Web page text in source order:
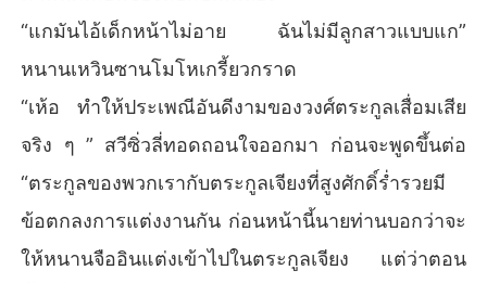
“แกมันไอ้เด็กหน้าไม่อาย ฉันไม่มีลูกสาวแบบแก”
หนานเหวินซานโมโหเกรี้ยวกราด
“เห้อ ทำให้ประเพณีอันดีงามของวงศ์ตระกูลเสื่อมเสีย
จริง ๆ ” สวีซิ่วลี่ทอดถอนใจออกมา ก่อนจะพูดขึ้นต่อ
“ตระกูลของพวกเรากับตระกูลเจียงที่สูงศักดิ์ร่ำรวยมี
ข้อตกลงการแต่งงานกัน ก่อนหน้านี้นายท่านบอกว่าจะ
ให้หนานจืออินแต่งเข้าไปในตระกูลเจียง แต่ว่าตอน